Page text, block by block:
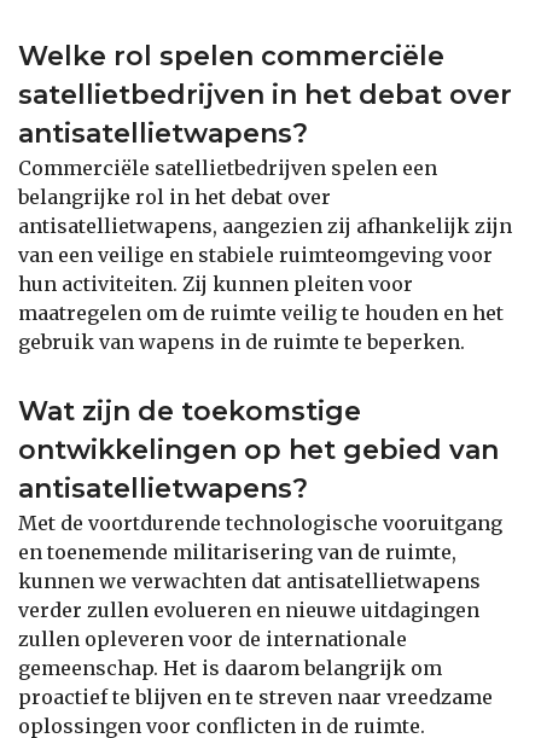
Welke rol spelen commerciële
satellietbedrijven in het debat over
antisatellietwapens?
Commerciële satellietbedrijven spelen een
belangrijke rol in het debat over
antisatellietwapens, aangezien zij afhankelijk zijn
van een veilige en stabiele ruimteomgeving voor
hun activiteiten. Zij kunnen pleiten voor
maatregelen om de ruimte veilig te houden en het
gebruik van wapens in de ruimte te beperken.
Wat zijn de toekomstige
ontwikkelingen op het gebied van
antisatellietwapens?
Met de voortdurende technologische vooruitgang
en toenemende militarisering van de ruimte,
kunnen we verwachten dat antisatellietwapens
verder zullen evolueren en nieuwe uitdagingen
zullen opleveren voor de internationale
gemeenschap. Het is daarom belangrijk om
proactief te blijven en te streven naar vreedzame
oplossingen voor conflicten in de ruimte.